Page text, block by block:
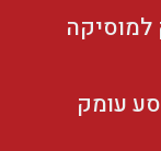
למוסיקה
מסע עומק